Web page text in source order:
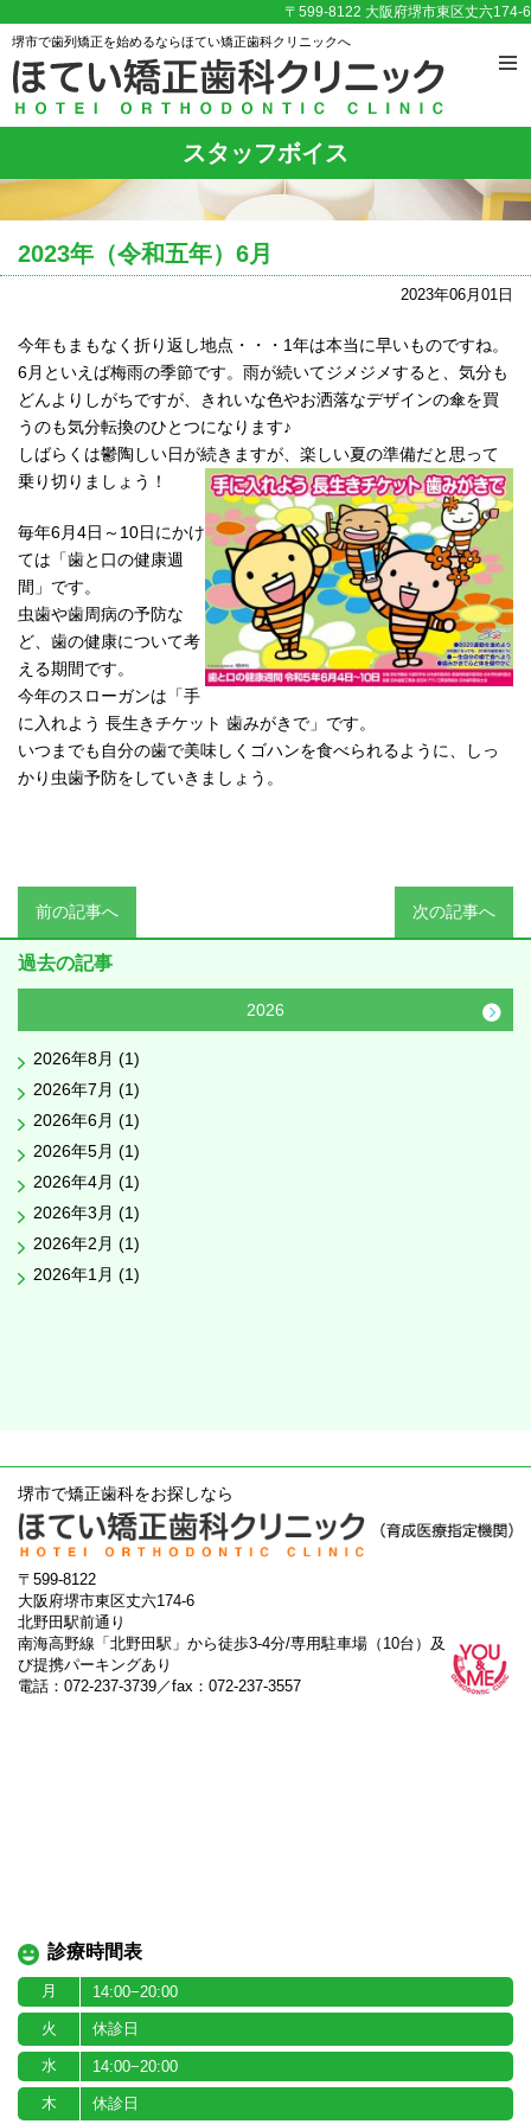
〒599-8122 大阪府堺市東区丈六174-6
堺市で歯列矯正を始めるならほてい矯正歯科クリニックへ
スタッフボイス
2023年（令和五年）6月
2023年06月01日
今年もまもなく折り返し地点・・・1年は本当に早いものですね。
6月といえば梅雨の季節です。雨が続いてジメジメすると、気分も
どんよりしがちですが、きれいな色やお洒落なデザインの傘を買
うのも気分転換のひとつになります♪
しばらくは鬱陶しい日が続きますが、楽しい夏の準備だと思って
乗り切りましょう！
毎年6月4日～10日にかけ
ては「歯と口の健康週
間」です。
虫歯や歯周病の予防な
ど、歯の健康について考
える期間です。
今年のスローガンは「手
に入れよう 長生きチケット 歯みがきで」です。
いつまでも自分の歯で美味しくゴハンを食べられるように、しっ
かり虫歯予防をしていきましょう。
前の記事へ 次の記事へ
過去の記事
2026
2026年8月 (1)
2026年7月 (1)
2026年6月 (1)
2026年5月 (1)
2026年4月 (1)
2026年3月 (1)
2026年2月 (1)
2026年1月 (1)
堺市で矯正歯科をお探しなら
〒599-8122
大阪府堺市東区丈六174-6
北野田駅前通り
南海高野線「北野田駅」から徒歩3-4分/専用駐車場（10台）及
び提携パーキングあり
電話：072-237-3739／fax：072-237-3557
診療時間表
月 14:00−20:00
火 休診日
水 14:00−20:00
木 休診日